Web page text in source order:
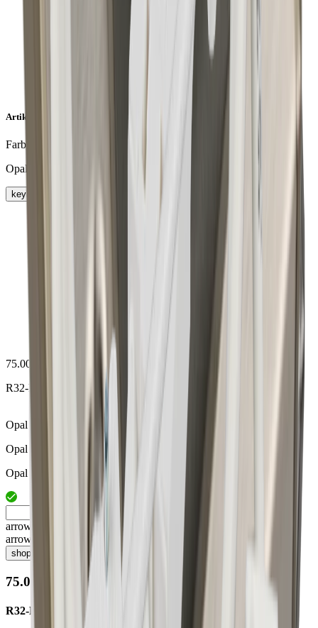
Artikeleigenschaften
Farbe
Opal
keyboard_arrow_right
75.00209.00
R32-Plexiglasabdeckung 928mm
Opal
Opal
Opal
arrow_drop_up
arrow_drop_down
shopping_cart
75.00209.00
R32-Plexiglasabdeckung 928mm